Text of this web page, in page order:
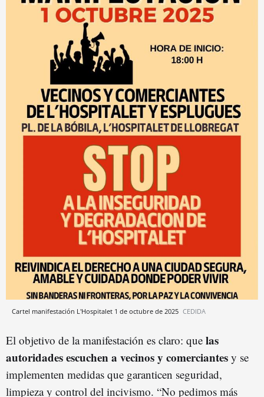
Cartel manifestación L'Hospitalet 1 de octubre de 2025 CEDIDA
El objetivo de la manifestación es claro: que las
autoridades escuchen a vecinos y comerciantes y se
implementen medidas que garanticen seguridad,
limpieza y control del incivismo. “No pedimos más